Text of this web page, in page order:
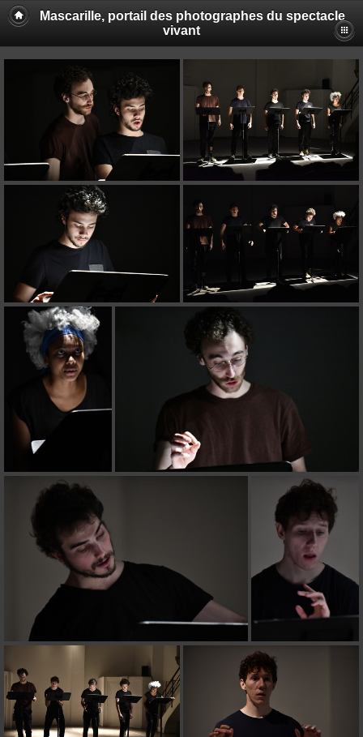
Mascarille, portail des photographes du spectacle
vivant